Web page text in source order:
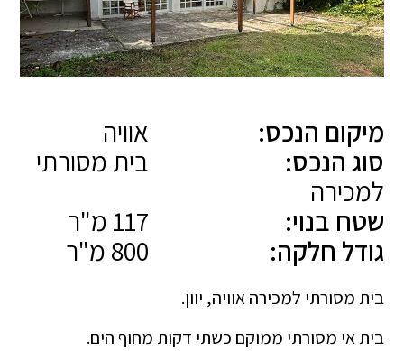
מיקום הנכס:
אוויה
סוג הנכס:
בית מסורתי
למכירה
שטח בנוי:
גודל חלקה:
בית מסורתי למכירה אוויה, יוון.
בית אי מסורתי ממוקם כשתי דקות מחוף הים.